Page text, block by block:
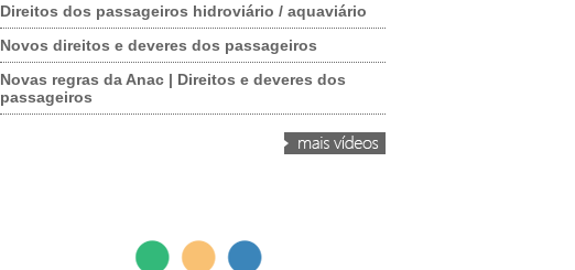
Direitos dos passageiros hidroviário / aquaviário
Novos direitos e deveres dos passageiros
Novas regras da Anac | Direitos e deveres dos
passageiros